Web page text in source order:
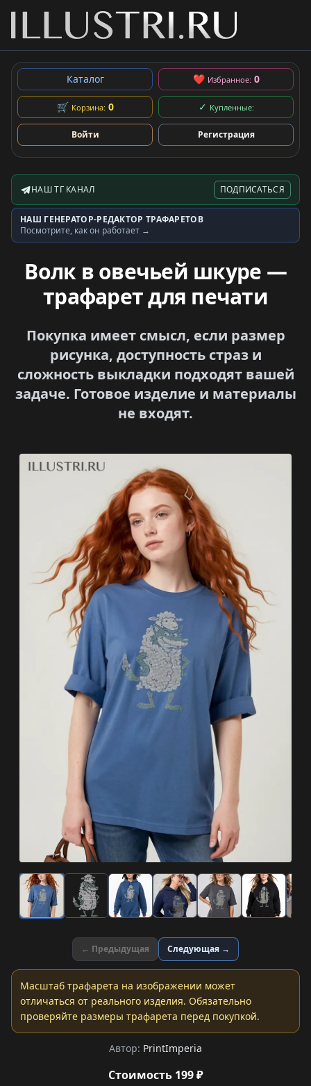
Каталог ❤ Избранное: 0
🛒 Корзина: 0 ✓ Купленные:
Войти Регистрация
Telegram-канал
НАШ ТГ КАНАЛ ПОДПИСАТЬСЯ
Генератор трафаретов
НАШ ГЕНЕРАТОР-РЕДАКТОР ТРАФАРЕТОВ
Посмотрите, как он работает →
Волк в овечьей шкуре —
трафарет для печати
Покупка имеет смысл, если размер
рисунка, доступность страз и
сложность выкладки подходят вашей
задаче. Готовое изделие и материалы
не входят.
← Предыдущая Следующая →
Масштаб трафарета на изображении может
отличаться от реального изделия. Обязательно
проверяйте размеры трафарета перед покупкой.
Автор: PrintImperia
Стоимость 199 ₽